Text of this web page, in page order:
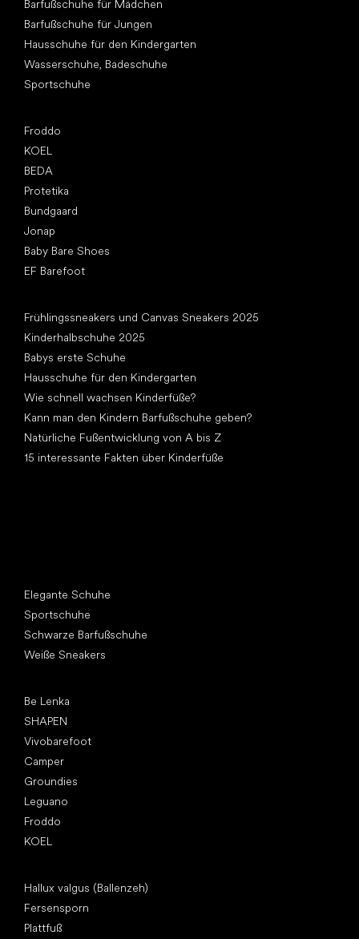
Barfußschuhe für Mädchen
Barfußschuhe für Jungen
Hausschuhe für den Kindergarten
Wasserschuhe, Badeschuhe
Sportschuhe
Froddo
KOEL
BEDA
Protetika
Bundgaard
Jonap
Baby Bare Shoes
EF Barefoot
Frühlingssneakers und Canvas Sneakers 2025
Kinderhalbschuhe 2025
Babys erste Schuhe
Hausschuhe für den Kindergarten
Wie schnell wachsen Kinderfüße?
Kann man den Kindern Barfußschuhe geben?
Natürliche Fußentwicklung von A bis Z
15 interessante Fakten über Kinderfüße
Elegante Schuhe
Sportschuhe
Schwarze Barfußschuhe
Weiße Sneakers
Be Lenka
SHAPEN
Vivobarefoot
Camper
Groundies
Leguano
Froddo
KOEL
Hallux valgus (Ballenzeh)
Fersensporn
Plattfuß